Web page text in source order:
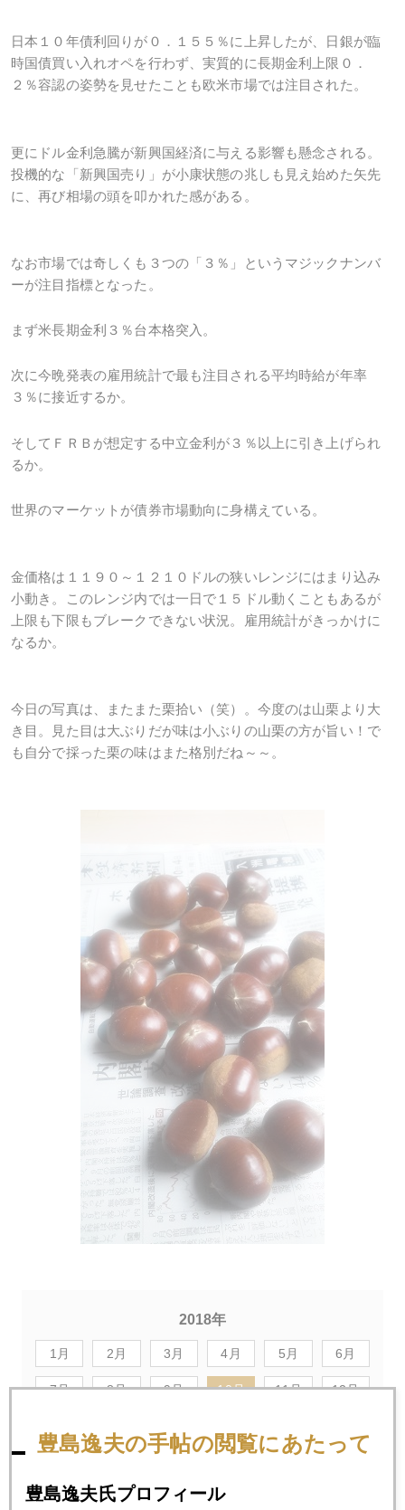
日本１０年債利回りが０．１５５％に上昇したが、日銀が臨
時国債買い入れオペを行わず、実質的に長期金利上限０．
２％容認の姿勢を見せたことも欧米市場では注目された。
更にドル金利急騰が新興国経済に与える影響も懸念される。
投機的な「新興国売り」が小康状態の兆しも見え始めた矢先
に、再び相場の頭を叩かれた感がある。
なお市場では奇しくも３つの「３％」というマジックナンバ
ーが注目指標となった。
まず米長期金利３％台本格突入。
次に今晩発表の雇用統計で最も注目される平均時給が年率
３％に接近するか。
そしてＦＲＢが想定する中立金利が３％以上に引き上げられ
るか。
世界のマーケットが債券市場動向に身構えている。
金価格は１１９０～１２１０ドルの狭いレンジにはまり込み
小動き。このレンジ内では一日で１５ドル動くこともあるが
上限も下限もブレークできない状況。雇用統計がきっかけに
なるか。
今日の写真は、またまた栗拾い（笑）。今度のは山栗より大
き目。見た目は大ぶりだが味は小ぶりの山栗の方が旨い！で
も自分で採った栗の味はまた格別だね～～。
2018年
1月 2月 3月 4月 5月 6月
7月 8月 9月 10月 11月 12月
2018年10月31日
イエレン氏、２０２０年への警鐘
豊島逸夫の手帖の閲覧にあたって
豊島逸夫氏プロフィール